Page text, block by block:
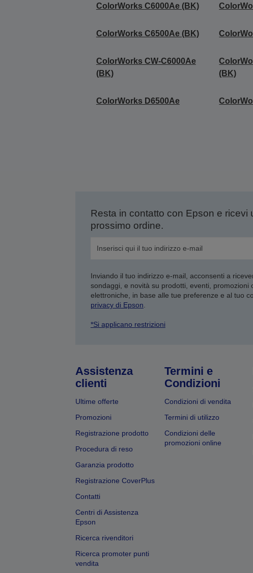
ColorWorks C6000Ae (BK)
ColorWorks C6500Ae (BK)
ColorWorks CW-C6000Ae
(BK)
(BK)
ColorWorks D6500Ae
Resta in contatto con Epson e ricevi
prossimo ordine.
Inviando il tuo indirizzo e-mail, acconsenti a
sondaggi, e novità su prodotti, eventi,
elettroniche, in base alle tue preferenze e al tuo
privacy di Epson
*Si applicano restrizioni
Assistenza
clienti
Ultime offerte
Promozioni
Registrazione prodotto
Procedura di reso
Garanzia prodotto
Registrazione CoverPlus
Contatti
Centri di Assistenza
Epson
Ricerca rivenditori
Ricerca promoter punti
vendita
Termini e
Condizioni
Condizioni di vendita
Termini di utilizzo
Condizioni delle
promozioni online